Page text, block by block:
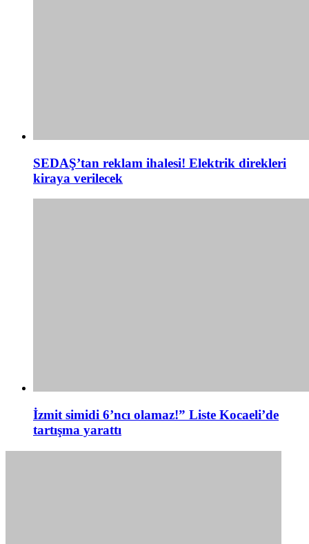
SEDAŞ’tan reklam ihalesi! Elektrik direkleri
kiraya verilecek
İzmit simidi 6’ncı olamaz!” Liste Kocaeli’de
tartışma yarattı